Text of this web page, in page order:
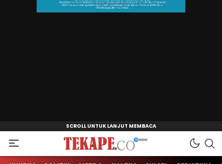
Tekape.co
Jendela Informasi Kita